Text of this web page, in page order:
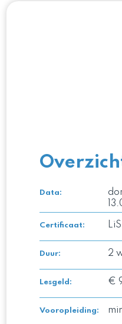
Data:
Certificaat:
Duur: 2
Lesgeld : €
Vooropleiding: